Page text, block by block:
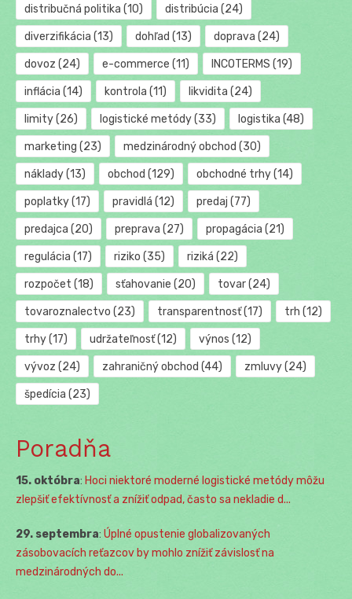
distribučná politika (10) distribúcia (24)
diverzifikácia (13) dohľad (13) doprava (24)
dovoz (24) e-commerce (11) INCOTERMS (19)
inflácia (14) kontrola (11) likvidita (24)
limity(26) logistické metódy(33) logistika (48)
marketing (23) medzinárodný obchod (30)
náklady(13) obchod (129) obchodné trhy(14)
poplatky(17) pravidlá (12) predaj (77)
predajca (20) preprava (27) propagácia (21)
regulácia (17) riziko (35) riziká (22)
rozpočet (18) sťahovanie (20) tovar(24)
tovaroznalectvo (23) transparentnosť(17) trh (12)
trhy(17) udržateľnosť(12) výnos (12)
vývoz (24) zahraničný obchod (44) zmluvy(24)
špedícia (23)
Poradňa
15. októbra: Hoci niektoré moderné logistické metódy môžu
zlepšiť efektívnosť a znížiť odpad, často sa nekladie d...
29. septembra: Úplné opustenie globalizovaných
zásobovacích reťazcov by mohlo znížiť závislosť na
medzinárodných do...